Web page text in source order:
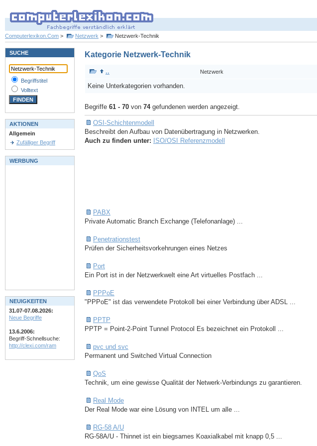
Computerlexikon.Com > Netzwerk > Netzwerk-Technik
Kategorie Netzwerk-Technik
.. Netzwerk
Keine Unterkategorien vorhanden.
Begriffe 61 - 70 von 74gefundenen werden angezeigt.
OSI-Schichtenmodell
Beschreibt den Aufbau von Datenübertragung in Netzwerken.
Auch zu finden unter: ISO/OSI Referenzmodell
PABX
Private Automatic Branch Exchange (Telefonanlage) ...
Penetrationstest
Prüfen der Sicherheitsvorkehrungen eines Netzes
Port
Ein Port ist in der Netzwerkwelt eine Art virtuelles Postfach ...
PPPoE
"PPPoE" ist das verwendete Protokoll bei einer Verbindung über ADSL ...
PPTP
PPTP = Point-2-Point Tunnel Protocol Es bezeichnet ein Protokoll ...
pvc und svc
Permanent und Switched Virtual Connection
QoS
Technik, um eine gewisse Qualität der Netwerk-Verbindungs zu garantieren.
Real Mode
Der Real Mode war eine Lösung von INTEL um alle ...
RG-58 A/U
RG-58A/U - Thinnet ist ein biegsames Koaxialkabel mit knapp 0,5 ...
SUCHE
Begriffstitel
Volltext
AKTIONEN
Allgemein
Zufälliger Begriff
WERBUNG
NEUIGKEITEN
31.07-07.08.2026:
Neue Begriffe
13.6.2006:
Begriff-Schnellsuche:
http://clexi.com/ram